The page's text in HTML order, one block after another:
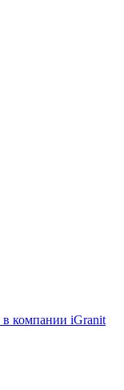
компании iGranit